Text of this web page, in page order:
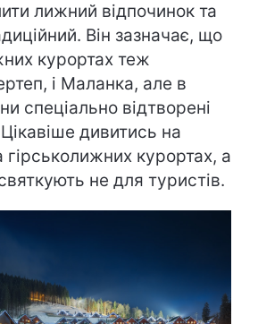
лижний відпочинок та
Він зазначає, що
курортах теж
і Маланка, але в
спеціально відтворені
дивитись на
гірськолижних курортах, а
не для туристів.